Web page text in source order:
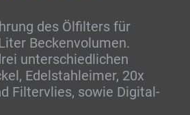
des Ölfilters für
Beckenvolumen.
unterschiedlichen
Edelstahleimer, 20x
Filtervlies, sowie Digital-